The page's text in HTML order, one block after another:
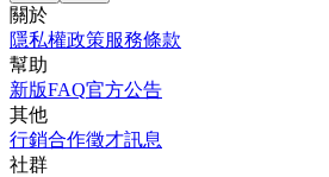
關於
隱私權政策服務條款
幫助
新版FAQ官方公告
其他
行銷合作徵才訊息
社群